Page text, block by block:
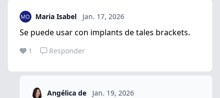
Maria Isabel Jan. 17, 2026
Se puede usar con implants de tales brackets.
1 Responder
Angélica de Jan. 19, 2026